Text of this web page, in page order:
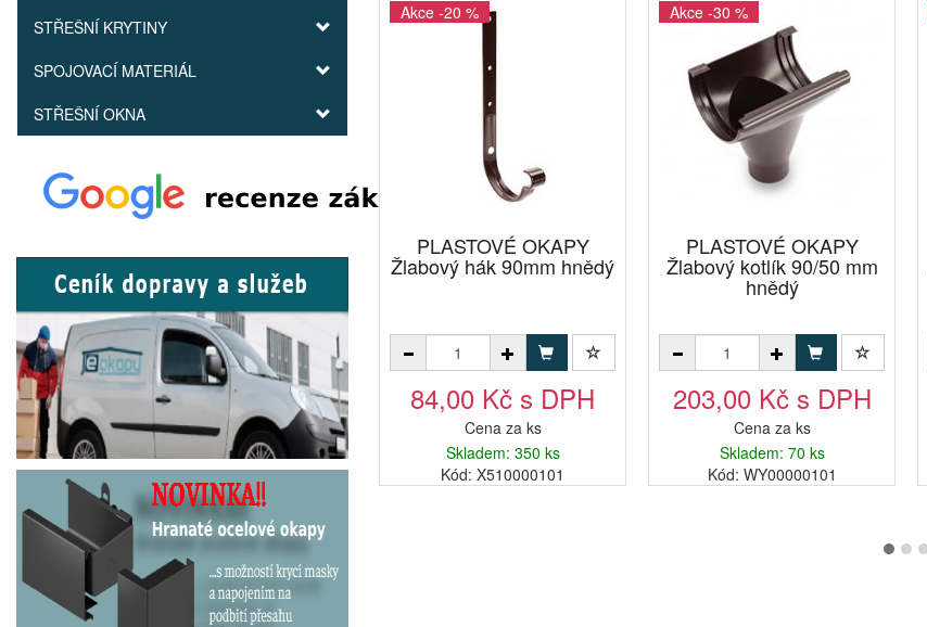
STŘEŠNÍ KRYTINY
SPOJOVACÍ MATERIÁL
STŘEŠNÍ OKNA
Akce -20 %
PLASTOVÉ OKAPY
Žlabový hák 90mm hnědý
84,00 Kč s DPH
Cena za ks
Skladem: 350 ks
Kód: X510000101
Akce -30 %
PLASTOVÉ OKAPY
Žlabový kotlík 90/50 mm
hnědý
203,00 Kč s DPH
Cena za ks
Skladem: 70 ks
Kód: WY00000101